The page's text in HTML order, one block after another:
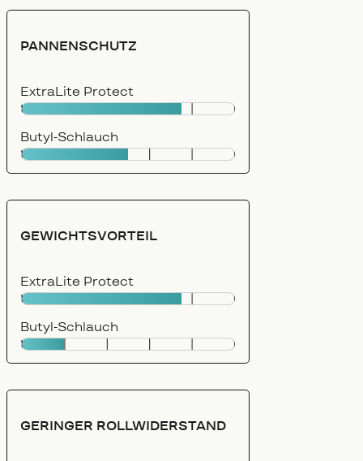
PANNENSCHUTZ
ExtraLite Protect
Butyl-Schlauch
GEWICHTSVORTEIL
ExtraLite Protect
Butyl-Schlauch
GERINGER ROLLWIDERSTAND